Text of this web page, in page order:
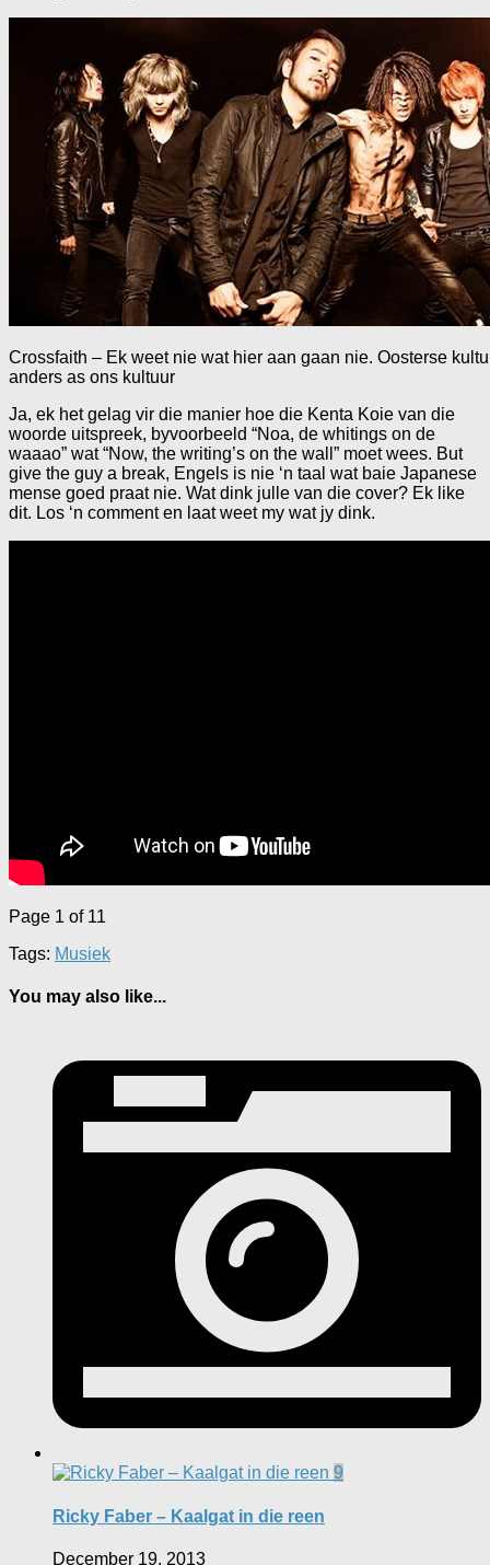
Crossfaith – Ek weet nie wat hier aan gaan nie. Oosterse
anders as ons kultuur
Ja, ek het gelag vir die manier hoe die Kenta Koie van die
woorde uitspreek, byvoorbeeld “Noa, de whitings on de
waaao” wat “Now, the writing’s on the wall” moet wees. But
give the guy a break, Engels is nie ‘n taal wat baie Japanese
mense goed praat nie. Wat dink julle van die cover? Ek like
dit. Los ‘n comment en laat weet my wat jy dink.
Page 1 of 11
Tags: Musiek
You may also like...
9
Ricky Faber – Kaalgat in die reen
December 19, 2013